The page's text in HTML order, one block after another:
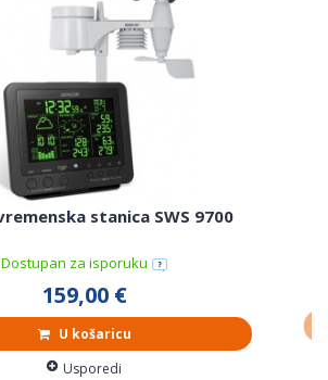
stanica SWS 9700
Dostupan za isporuku
159,00 €
U košaricu
Usporedi